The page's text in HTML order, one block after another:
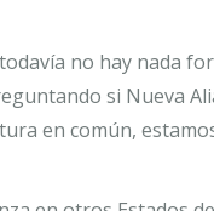
no hay nada
si Nueva
en común,